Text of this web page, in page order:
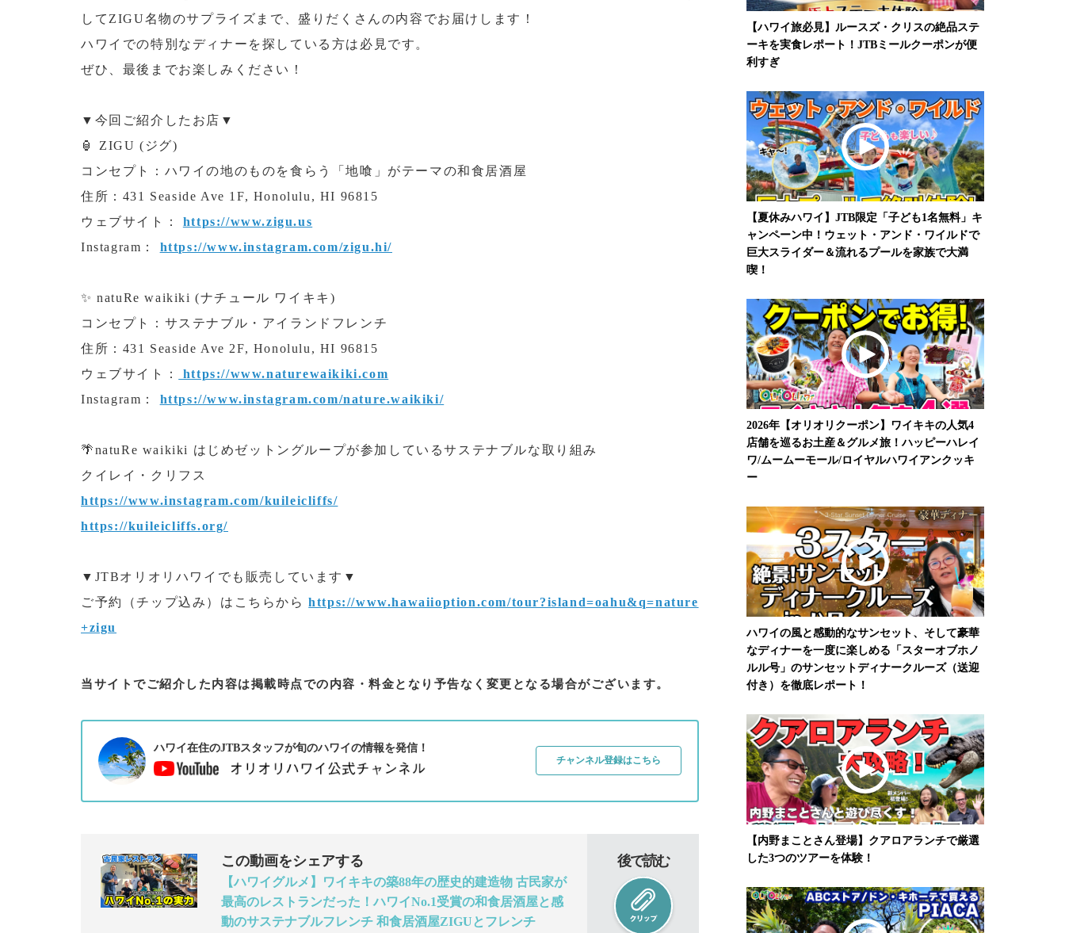
してZIGU名物のサプライズまで、盛りだくさんの内容でお届けします！
ハワイでの特別なディナーを探している方は必見です。
ぜひ、最後までお楽しみください！
▼今回ご紹介したお店▼
🏮 ZIGU (ジグ)
コンセプト：ハワイの地のものを食らう「地喰」がテーマの和食居酒屋
住所：431 Seaside Ave 1F, Honolulu, HI 96815
ウェブサイト： https://www.zigu.us
Instagram： https://www.instagram.com/zigu.hi/
✨ natuRe waikiki (ナチュール ワイキキ)
コンセプト：サステナブル・アイランドフレンチ
住所：431 Seaside Ave 2F, Honolulu, HI 96815
ウェブサイト：
https://www.naturewaikiki.com
Instagram： https://www.instagram.com/nature.waikiki/
🌴natuRe waikiki はじめゼットングループが参加しているサステナブルな取り組み
クイレイ・クリフス
https://www.instagram.com/kuileicliffs/
https://kuileicliffs.org/
▼JTBオリオリハワイでも販売しています▼
ご予約（チップ込み）はこちらからhttps://www.hawaiioption.com/tour?island=oahu&q=nature
+zigu
当サイトでご紹介した内容は掲載時点での内容・料金となり予告なく変更となる場合がございます。
ハワイ在住のJTBスタッフが旬のハワイの情報を発信！
チャンネル登録はこちら
この動画をシェアする
【ハワイグルメ】ワイキキの築88年の歴史的建造物 古民家が
最高のレストランだった！ハワイNo.1受賞の和食居酒屋と感
動のサステナブルフレンチ 和食居酒屋ZIGUとフレンチ
後で読む
【ハワイ旅必見】ルースズ・クリスの絶品ステ
ーキを実食レポート！JTBミールクーポンが便
利すぎ
【夏休みハワイ】JTB限定「子ども1名無料」キ
ャンペーン中！ウェット・アンド・ワイルドで
巨大スライダー＆流れるプールを家族で大満
喫！
2026年【オリオリクーポン】ワイキキの人気4
店舗を巡るお土産＆グルメ旅！ハッピーハレイ
ワ/ムームーモール/ロイヤルハワイアンクッキ
ー
ハワイの風と感動的なサンセット、そして豪華
なディナーを一度に楽しめる「スターオブホノ
ルル号」のサンセットディナークルーズ（送迎
付き）を徹底レポート！
【内野まことさん登場】クアロアランチで厳選
した3つのツアーを体験！